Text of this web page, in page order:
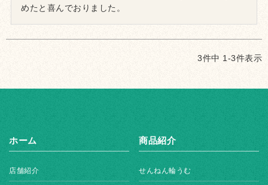
めたと喜んでおりました。
3件中 1 -3件表示
ホーム
店舗紹介
商品紹介
せんねん輪うむ